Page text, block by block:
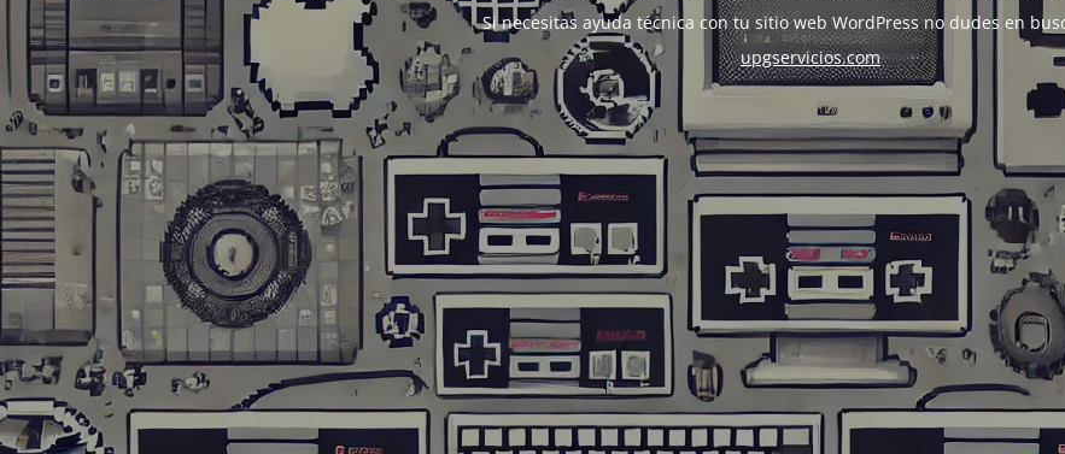
Si necesitas ayuda técnica con tu sitio web WordPress no dudes en
upgservicios.com